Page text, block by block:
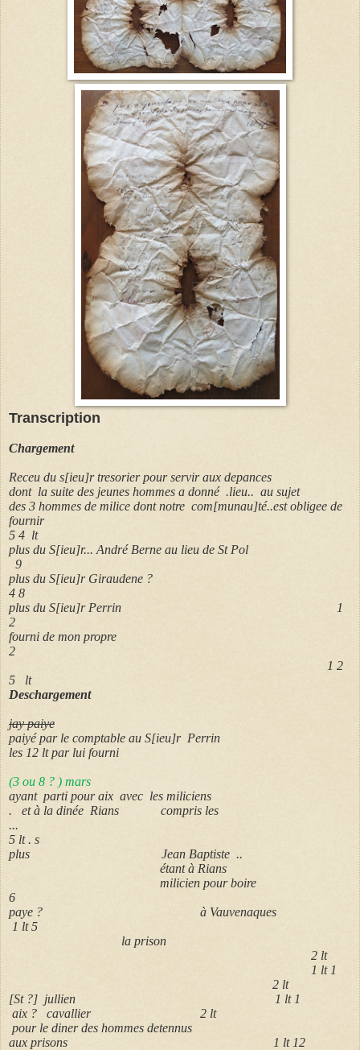
Transcription
Chargement
Receu du s[ieu]r tresorier pour servir aux depances
dont la suite des jeunes hommes a donné .lieu.. au sujet
des 3 hommes de milice dont notre com[munau]té..est obligee de
fournir
5 4 lt
plus du S[ieu]r... André Berne au lieu de St Pol
9
plus du S[ieu]r Giraudene ?
4 8
plus du S[ieu]r Perrin 1
2
fourni de mon propre
2
1 2
5 lt
Deschargement
jay paiye
paiyé par le comptable au S[ieu]r Perrin
les 12 lt par lui fourni
(3 ou 8 ? ) mars
ayant parti pour aix avec les miliciens
. et à la dinée Rians compris les
...
5 lt . s
plus Jean Baptiste ..
étant à Rians
milicien pour boire
6
paye ? à Vauvenaques
1 lt 5
la prison
2 lt
1 lt 1
2 lt
[St ?] jullien 1 lt 1
aix ? cavallier 2 lt
pour le diner des hommes detennus
aux prisons 1 lt 12